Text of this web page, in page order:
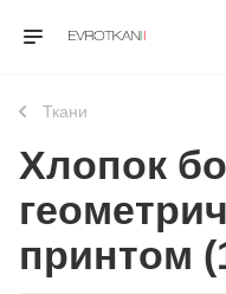
Ткани
Хлопок
принтом